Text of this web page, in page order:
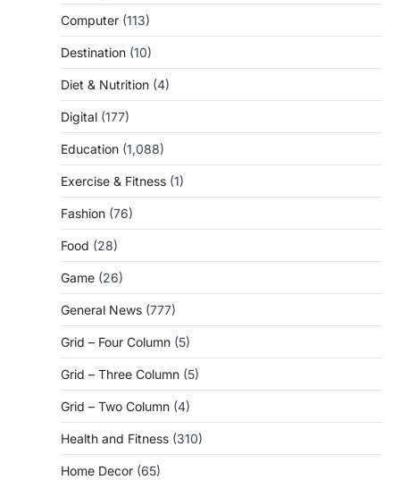
Computer (113)
Destination (10)
Diet & Nutrition (4)
Digital (177)
Education (1,088)
Exercise & Fitness (1)
Fashion (76)
Food (28)
Game (26)
General News (777)
Grid – Four Column (5)
Grid – Three Column (5)
Grid – Two Column (4)
Health and Fitness (310)
Home Decor (65)